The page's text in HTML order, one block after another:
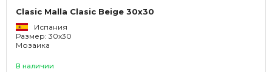
Clasic Malla Clasic Beige 30x30
Испания
Размер: 30x30
Мозаика
В наличии